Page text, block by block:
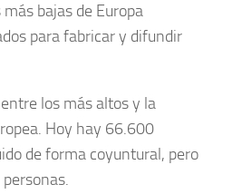
bajas de Europa
para fabricar y difundir
los más altos y la
Hoy hay 66.600
de forma coyuntural, pero